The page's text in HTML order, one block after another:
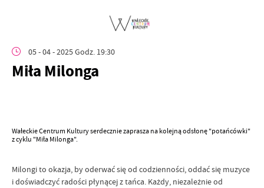
05 - 04 - 2025 Godz. 19:30
Miła Milonga
Wałeckie Centrum Kultury serdecznie zaprasza na kolejną odsłonę "potańcówki"
z cyklu "Miła Milonga".
Milongi to okazja, by oderwać się od codzienności, oddać się muzyce
i doświadczyć radości płynącej z tańca. Każdy, niezależnie od